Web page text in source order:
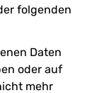
folgenden
Daten
oder auf
mehr